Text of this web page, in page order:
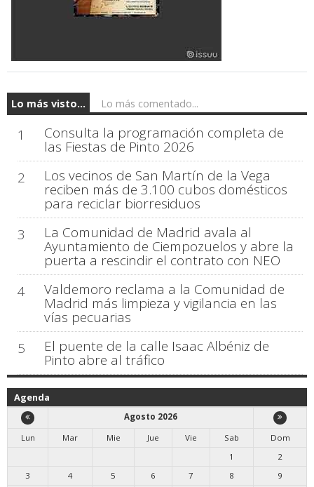
Lo más visto... Lo más comentado...
1 Consulta la programación completa de
las Fiestas de Pinto 2026
2
Los vecinos de San Martín de la Vega
reciben más de 3.100 cubos domésticos
para reciclar biorresiduos
3
La Comunidad de Madrid avala al
Ayuntamiento de Ciempozuelos y abre la
puerta a rescindir el contrato con NEO
4
Valdemoro reclama a la Comunidad de
Madrid más limpieza y vigilancia en las
vías pecuarias
5
El puente de la calle Isaac Albéniz de
Pinto abre al tráfico
Agenda
Agosto 2026
Lun
Mar Mie Jue Vie Sab
Dom
1
2
3
4 5 6 7 8
9